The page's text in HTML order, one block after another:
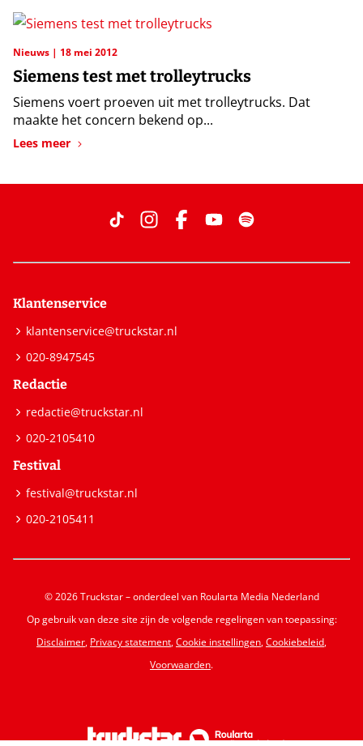
Nieuws 18 mei 2012
Siemens test met trolleytrucks
Siemens voert proeven uit met trolleytrucks. Dat
maakte het concern bekend op...
Lees meer
Klantenservice
klantenservice@truckstar.nl
020-8947545
Redactie
redactie@truckstar.nl
020-2105410
Festival
festival@truckstar.nl
020-2105411
© 2026 Truckstar – onderdeel van Roularta Media Nederland
Op gebruik van deze site zijn de volgende regelingen van toepassing:
Disclaimer, Privacy statement,Cookie instellingen,Cookiebeleid,
Voorwaarden.